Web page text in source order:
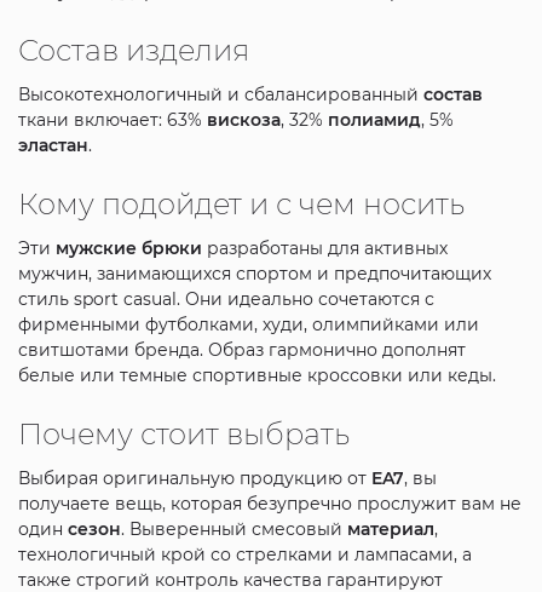
Состав изделия
Высокотехнологичный и сбалансированный состав
ткани включает: 63% вискоза, 32% полиамид, 5%
эластан.
Кому подойдет и с чем носить
Эти мужские брюки разработаны для активных
мужчин, занимающихся спортом и предпочитающих
стиль sport casual. Они идеально сочетаются с
фирменными футболками, худи, олимпийками или
свитшотами бренда. Образ гармонично дополнят
белые или темные спортивные кроссовки или кеды.
Почему стоит выбрать
Выбирая оригинальную продукцию от EA7, вы
получаете вещь, которая безупречно прослужит вам не
один сезон. Выверенный смесовый материал,
технологичный крой со стрелками и лампасами, а
также строгий контроль качества гарантируют